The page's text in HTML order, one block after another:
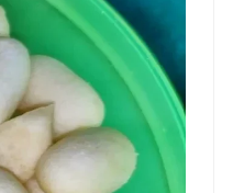
NEWS TNG– Siapa
kenal dengan kelezatan
Jepang? Kuliner dari
sakura ini memang sudah
mendunia dan punya ...